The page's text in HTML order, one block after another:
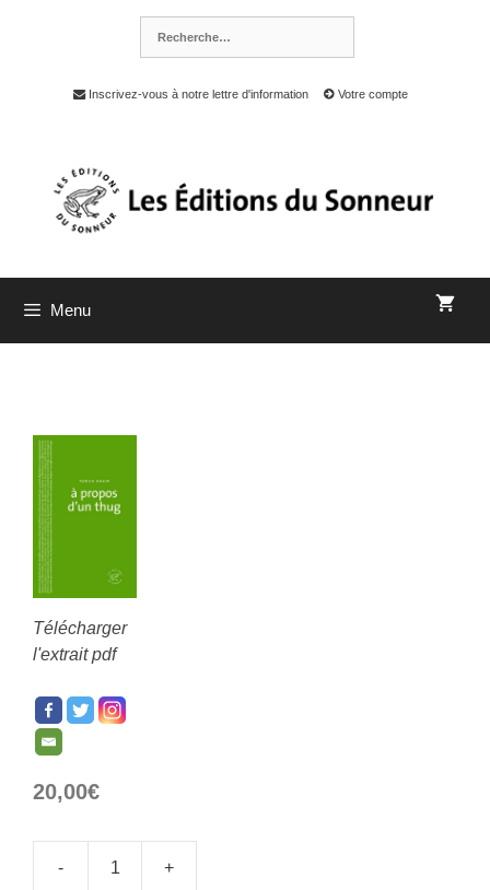
Inscrivez-vous à notre lettre d'information Votre compte
Menu
Télécharger
l'extrait pdf
20,00€
- +